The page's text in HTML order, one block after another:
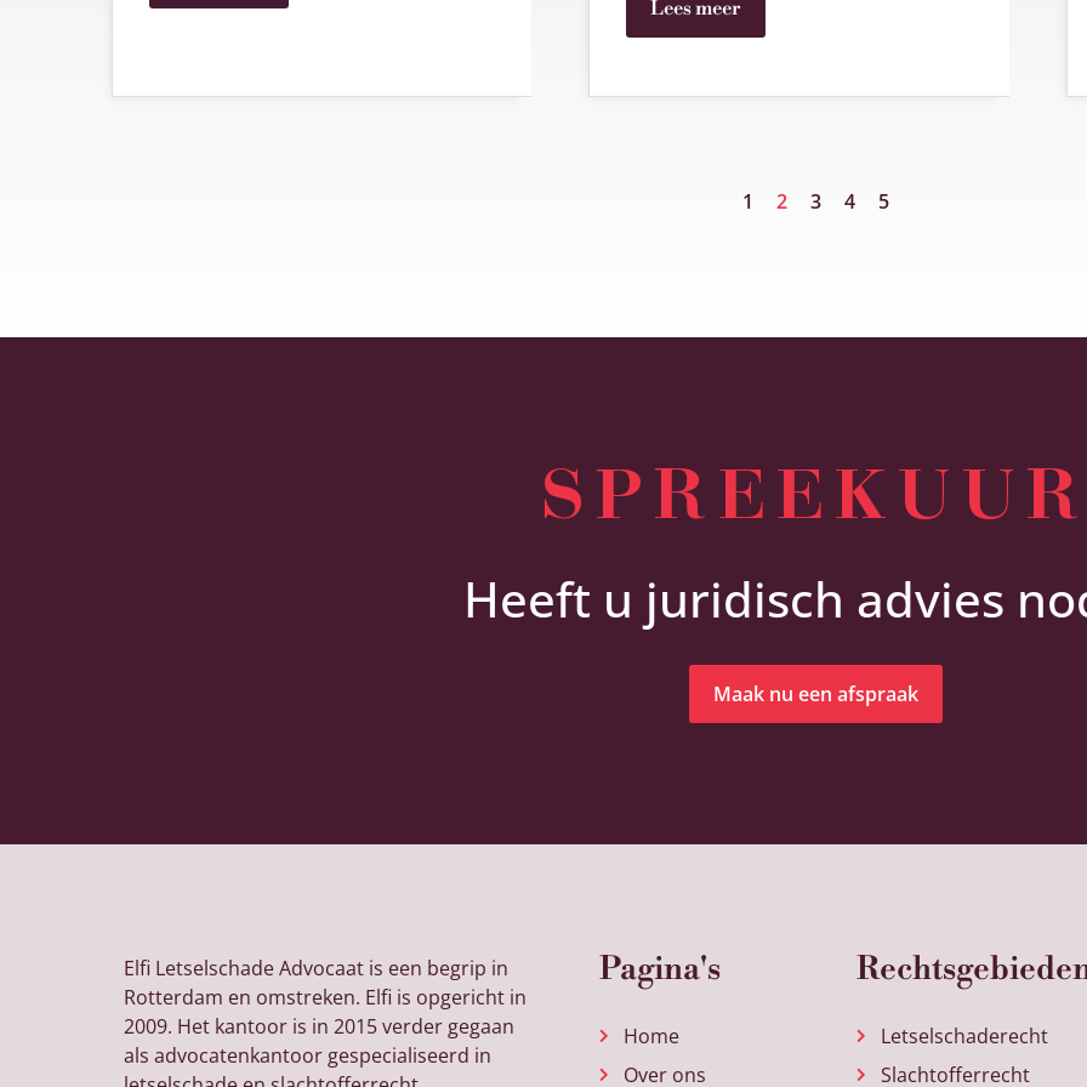
Lees meer
1 2 3 4 5
Heeft u juridisch advies
Maak nu een afspraak
Elfi Letselschade Advocaat is een begrip in
Rotterdam en omstreken. Elfi is opgericht in
2009. Het kantoor is in 2015 verder gegaan
als advocatenkantoor gespecialiseerd in
Pagina's
Home
Over ons
Letselschaderecht
Slachtofferrecht